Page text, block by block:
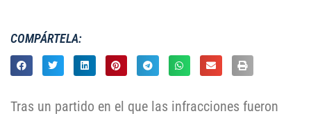
COMPÁRTELA:
Tras un partido en el que las infracciones fueron